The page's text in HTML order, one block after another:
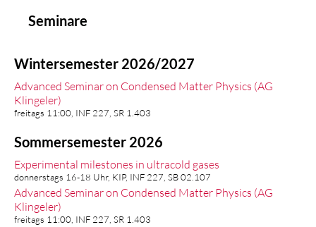
Seminare
Wintersemester 2026/2027
Advanced Seminar on Condensed Matter Physics (AG
Klingeler)
freitags 11:00, INF 227, SR 1.403
Sommersemester 2026
Experimental milestones in ultracold gases
donnerstags 16-18 Uhr, KIP, INF 227, SB 02.107
Advanced Seminar on Condensed Matter Physics (AG
Klingeler)
freitags 11:00, INF 227, SR 1.403